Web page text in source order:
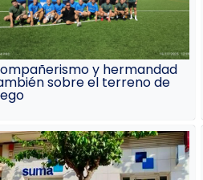
y hermandad
sobre el terreno de